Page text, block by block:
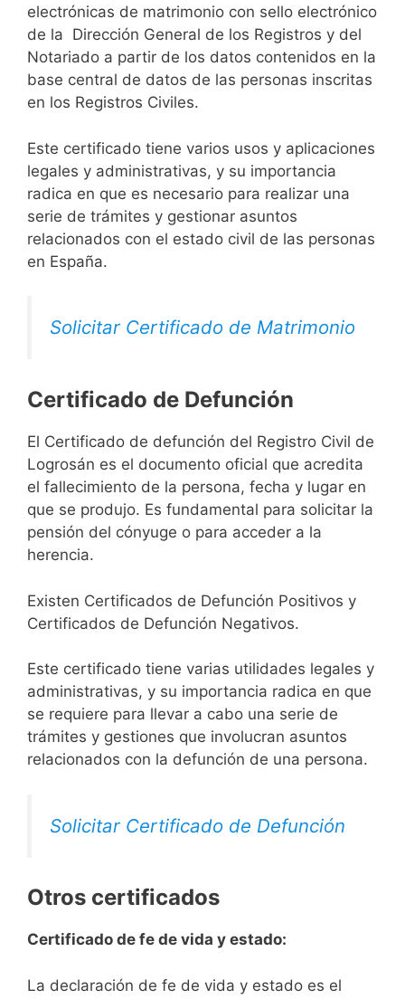
electrónicas de matrimonio con sello electrónico
de la Dirección General de los Registros y del
Notariado a partir de los datos contenidos en la
base central de datos de las personas inscritas
en los Registros Civiles.
Este certificado tiene varios usos y aplicaciones
legales y administrativas, y su importancia
radica en que es necesario para realizar una
serie de trámites y gestionar asuntos
relacionados con el estado civil de las personas
en España.
Solicitar Certificado de Matrimonio
Certificado de Defunción
El Certificado de defunción del Registro Civil de
Logrosán es el documento oficial que acredita
el fallecimiento de la persona, fecha y lugar en
que se produjo. Es fundamental para solicitar la
pensión del cónyuge o para acceder a la
herencia.
Existen Certificados de Defunción Positivos y
Certificados de Defunción Negativos.
Este certificado tiene varias utilidades legales y
administrativas, y su importancia radica en que
se requiere para llevar a cabo una serie de
trámites y gestiones que involucran asuntos
relacionados con la defunción de una persona.
Solicitar Certificado de Defunción
Otros certificados
Certificado de fe de vida y estado:
La declaración de fe de vida y estado es el